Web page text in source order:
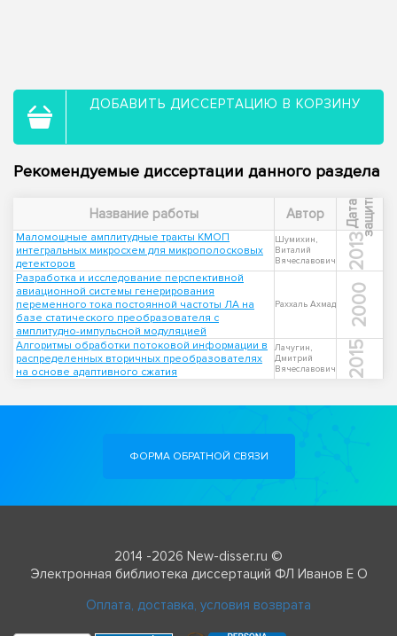
ДОБАВИТЬ ДИССЕРТАЦИЮ В КОРЗИНУ
Рекомендуемые диссертации данного раздела
Название работы Автор Д
а
т
а
з
а
щ
и
т ы
Маломощные амплитудные тракты КМОП
интегральных микросхем для микрополосковых
детекторов
Шумихин,
Виталий
Вячеславович
2013
Разработка и исследование перспективной
авиационной системы генерирования
переменного тока постоянной частоты ЛА на
базе статического преобразователя с
амплитудно-импульсной модуляцией
Раххаль Ахмад 2000
Алгоритмы обработки потоковой информации в
распределенных вторичных преобразователях
на основе адаптивного сжатия
Лачугин,
Дмитрий
Вячеславович
2015
ФОРМА ОБРАТНОЙ СВЯЗИ
2014 -2026 New-disser.ru ©
Электронная библиотека диссертаций ФЛ Иванов Е О
Оплата, доставка, условия возврата